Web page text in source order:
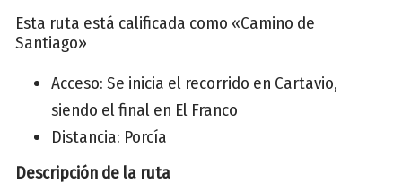
Esta ruta está calificada como «Camino de
Santiago»
Acceso: Se inicia el recorrido en Cartavio,
siendo el final en El Franco
Distancia: Porcía
Descripción de la ruta